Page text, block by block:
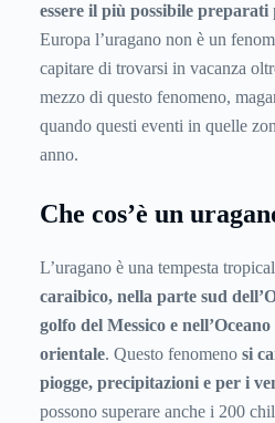
essere il più possibile preparati
Europa l’uragano non è un
capitare di trovarsi in vacanza
mezzo di questo fenomeno,
quando questi eventi in quelle
anno.
Che cos’è un
L’uragano è una tempesta
caraibico, nella parte sud
golfo del Messico e
orientale. Questo fenomeno si
piogge, precipitazioni e per i
possono superare anche i 200